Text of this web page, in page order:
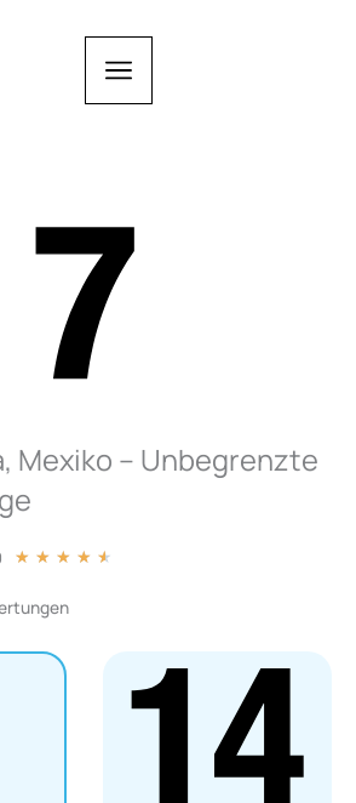
Mexiko – Unbegrenzte
★ ★ ★ ★ ★